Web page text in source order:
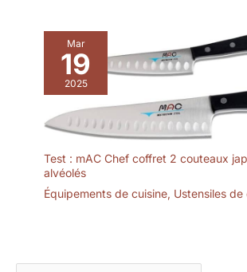
Mar
19
2025
Test : mAC Chef coffret 2 couteaux
alvéolés
Équipements de cuisine, Ustensiles de